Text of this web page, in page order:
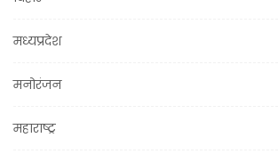
मध्यप्रदेश
मनोरंजन
महाराष्ट्र